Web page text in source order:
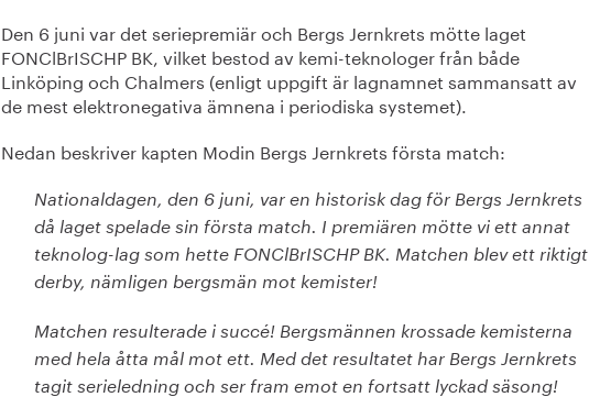
Den 6 juni var det seriepremiär och Bergs Jernkrets mötte laget
FONClBrISCHP BK, vilket bestod av kemi-teknologer från både
Linköping och Chalmers (enligt uppgift är lagnamnet sammansatt av
de mest elektronegativa ämnena i periodiska systemet).
Nedan beskriver kapten Modin Bergs Jernkrets första match:
Nationaldagen, den 6 juni, var en historisk dag för Bergs Jernkrets
då laget spelade sin första match. I premiären mötte vi ett annat
teknolog-lag som hette FONClBrISCHP BK. Matchen blev ett riktigt
derby, nämligen bergsmän mot kemister!
Matchen resulterade i succé! Bergsmännen krossade kemisterna
med hela åtta mål mot ett. Med det resultatet har Bergs Jernkrets
tagit serieledning och ser fram emot en fortsatt lyckad säsong!